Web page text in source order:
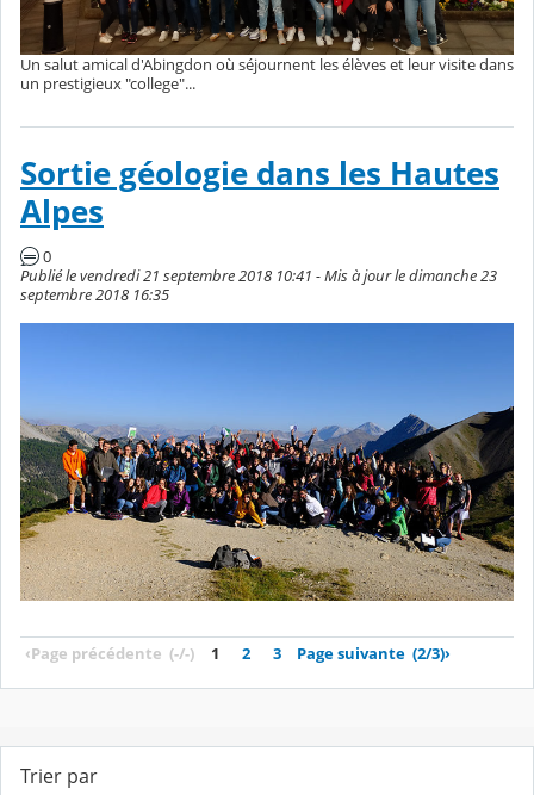
Un salut amical d'Abingdon où séjournent les élèves et leur visite dans
un prestigieux "college"...
Sortie géologie dans les Hautes
Alpes
0
Publié le vendredi 21 septembre 2018 10:41 - Mis à jour le dimanche 23
septembre 2018 16:35
‹Page précédente (-/-) 1 2 3 Page suivante (2/3)›
Trier par